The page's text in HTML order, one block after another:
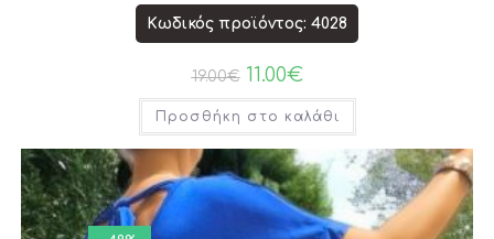
Κωδικός προϊόντος: 4028
19.00€ 11.00€
Προσθήκη στο καλάθι